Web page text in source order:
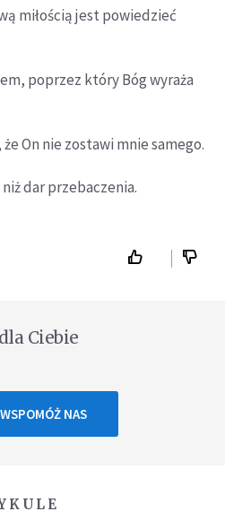
miłością jest powiedzieć
poprzez który Bóg wyraża
On nie zostawi mnie samego.
dar przebaczenia.
Ciebie
WSPOMÓŻ NAS